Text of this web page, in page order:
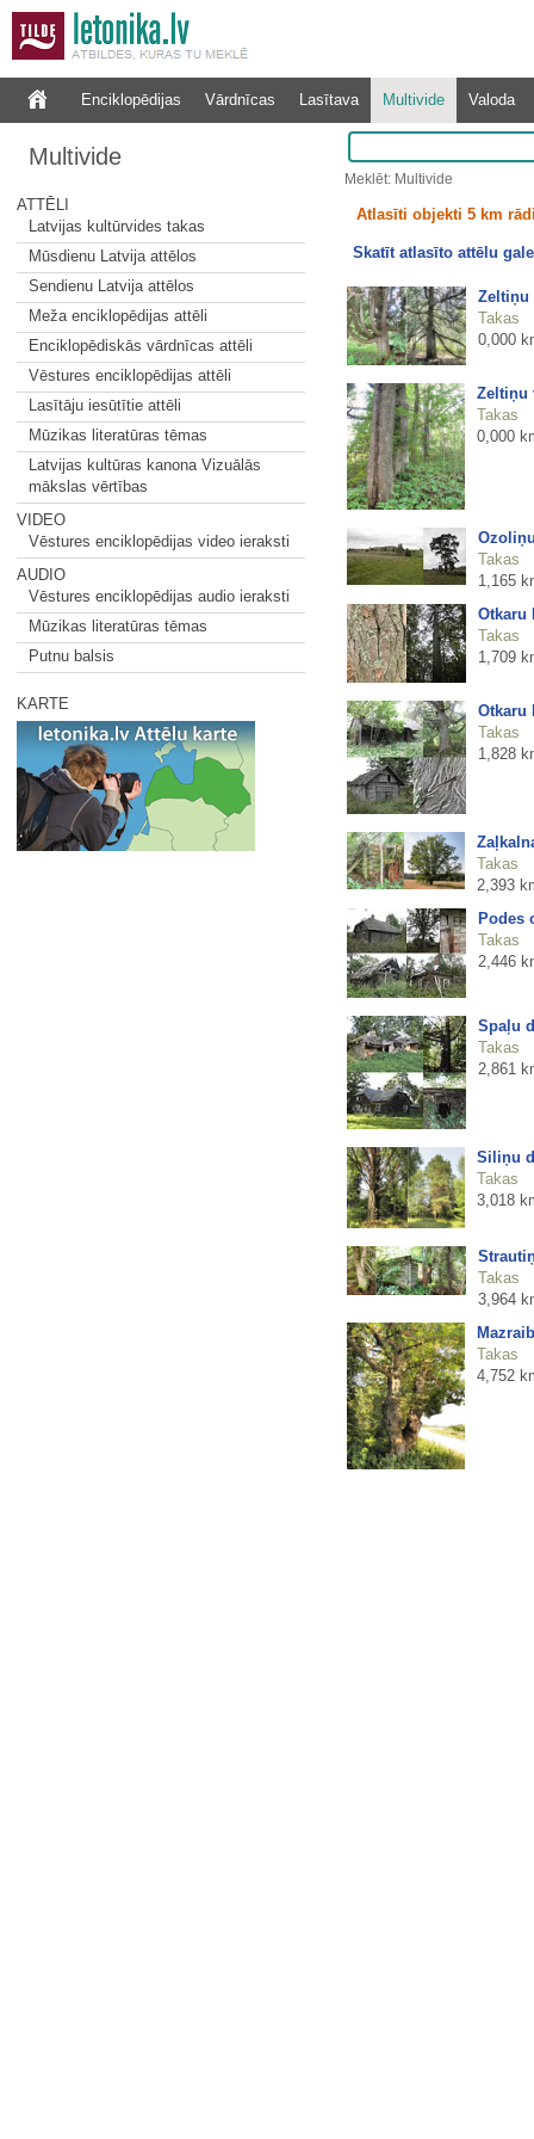
Enciklopēdijas Vārdnīcas Lasītava Multivide Valoda
Multivide
ATTĒLI
Latvijas kultūrvides takas
Mūsdienu Latvija attēlos
Sendienu Latvija attēlos
Meža enciklopēdijas attēli
Enciklopēdiskās vārdnīcas attēli
Vēstures enciklopēdijas attēli
Lasītāju iesūtītie attēli
Mūzikas literatūras tēmas
Latvijas kultūras kanona Vizuālās
mākslas vērtības
VIDEO
Vēstures enciklopēdijas video ieraksti
AUDIO
Vēstures enciklopēdijas audio ieraksti
Mūzikas literatūras tēmas
Putnu balsis
KARTE
Meklēt: Multivide
Atlasīti objekti 5 km
Skatīt atlasīto attēlu
Zeltiņu
Takas
0,000
Zeltiņu
Takas
0,000
Takas
1,165
Otkaru
Takas
1,709
Otkaru
Takas
1,828
Takas
2,393
Podes
Takas
2,446
Spaļu
Takas
2,861
Siliņu
Takas
3,018
Takas
3,964
Takas
4,752